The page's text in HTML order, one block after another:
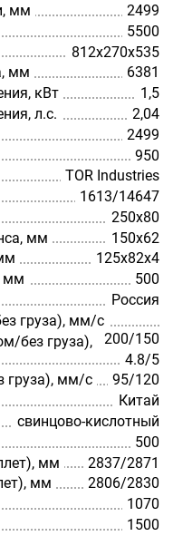
мм
2499
5500
812х270х535
мм
6381
кВт
1,5
л.с.
2,04
2499
950
TOR Industries
1613/14647
250х80
мм
150х62
125х82х4
мм
500
Россия
груза), мм/с
200/150
без груза),
4.8/5
груза), мм/с
95/120
Китай
cвинцово-кислотный
500
мм
2837/2871
мм
2806/2830
1070
1500